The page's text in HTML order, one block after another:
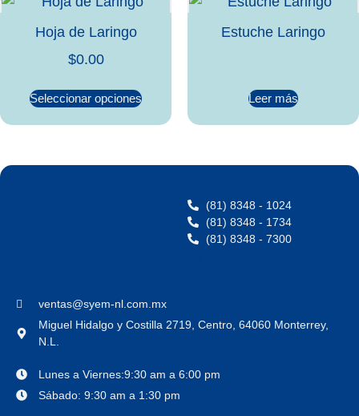
Hoja de Laringo
$0.00
Seleccionar opciones
Estuche Laringo
Leer más
(81) 8348 - 1024
(81) 8348 - 1734
(81) 8348 - 7300
ventas@syem-nl.com.mx
Miguel Hidalgo y Costilla 2719, Centro, 64060 Monterrey,
N.L.
Lunes a Viernes:9:30 am a 6:00 pm
Sábado: 9:30 am a 1:30 pm